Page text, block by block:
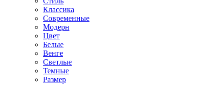
Классика
Современные
Модерн
Цвет
Белые
Венге
Светлые
Темные
Размер